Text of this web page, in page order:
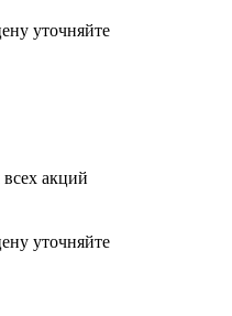
уточняйте
всех акций
уточняйте